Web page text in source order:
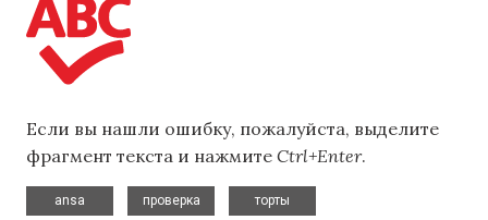
Если вы нашли ошибку, пожалуйста, выделите
фрагмент текста и нажмите Ctrl+Enter.
ansa
проверка
торты